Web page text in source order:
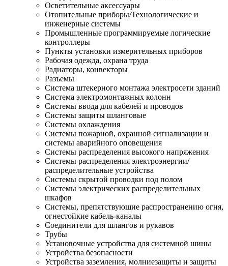
Осветительные аксессуары
Отопительные приборы/Технологические и
инженерные системы
Промышленные программируемые логические
контроллеры
Пункты установки измерительных приборов
Рабочая одежда, охрана труда
Радиаторы, конвекторы
Разъемы
Система штекерного монтажа электросети зданий
Система электромонтажных колонн
Системы ввода для кабелей и проводов
Системы защиты шланговые
Системы охлаждения
Системы пожарной, охранной сигнализации и
системы аварийного оповещения
Системы распределения высокого напряжения
Системы распределения электроэнергии/
распределительные устройства
Системы скрытой проводки под полом
Системы электрических распределительных
шкафов
Системы, препятствующие распространению огня,
огнестойкие кабель-каналы
Соединители для шлангов и рукавов
Трубы
Установочные устройства для системной шины
Устройства безопасности
Устройства заземления, молниезащиты и защиты